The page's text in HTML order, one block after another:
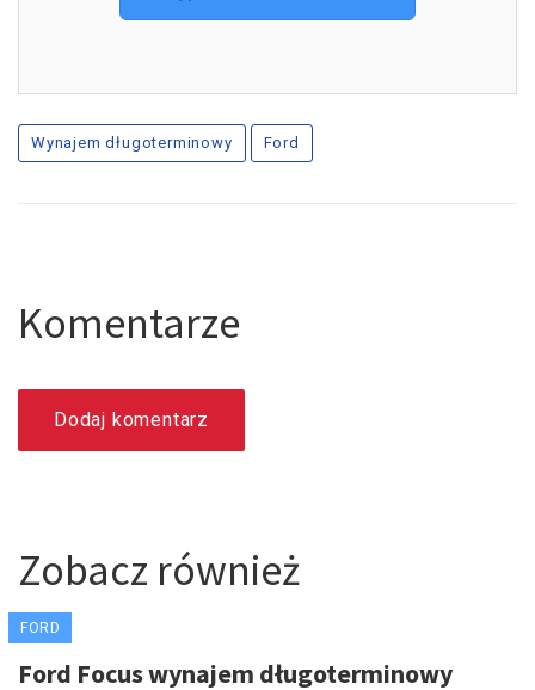
Wynajem długoterminowy Ford
Komentarze
Dodaj komentarz
Zobacz również
FORD
Ford Focus wynajem długoterminowy